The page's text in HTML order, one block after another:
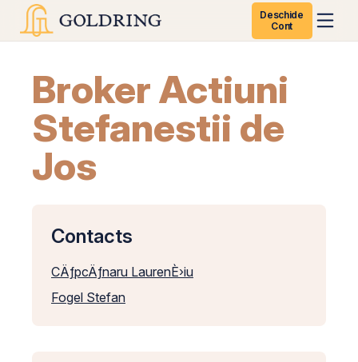
Deschide
Cont
Broker Actiuni
Stefanestii de
Jos
Contacts
CÄƒpcÄƒnaru LaurenÈ›iu
Fogel Stefan